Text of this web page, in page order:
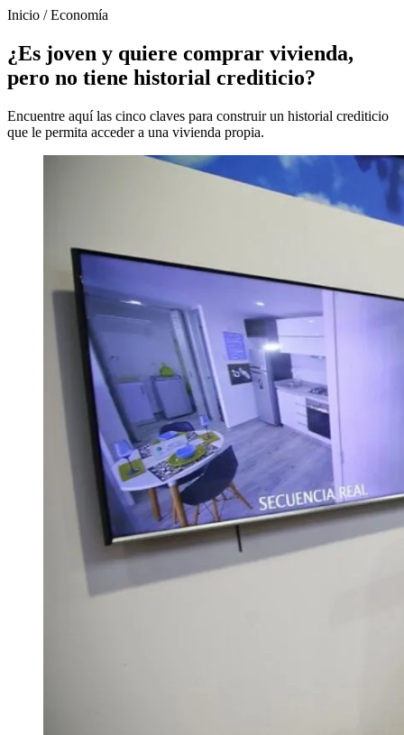
Inicio /Economía
¿Es joven y quiere comprar vivienda,
pero no tiene historial crediticio?
Encuentre aquí las cinco claves para construir un historial crediticio
que le permita acceder a una vivienda propia.